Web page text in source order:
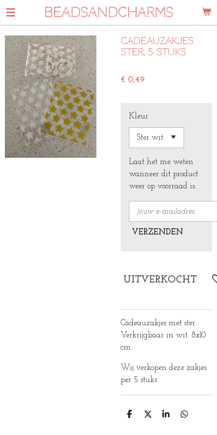
Ga
direct
naar
de
hoofdinhoud
BEADSANDCHARMS
Cadeauzakjes
ster. 5 stuks
€ 0,49
Kleur
Laat het me weten
wanneer dit product
weer op voorraad is.
VERZENDEN
UITVERKOCHT
Cadeauzakjes met ster.
Verkrijgbaar in wit. 8x10
cm
Wij verkopen deze zakjes
per 5 stuks
D
D
S
D